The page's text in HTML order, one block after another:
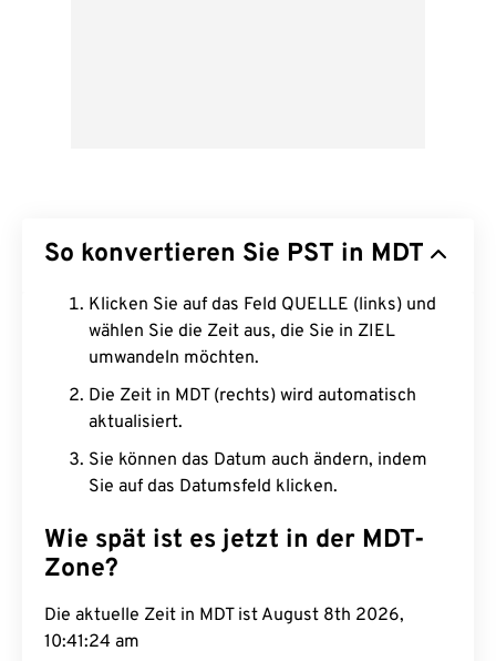
So konvertieren Sie PST in MDT
Klicken Sie auf das Feld QUELLE (links) und
wählen Sie die Zeit aus, die Sie in ZIEL
umwandeln möchten.
Die Zeit in MDT (rechts) wird automatisch
aktualisiert.
Sie können das Datum auch ändern, indem
Sie auf das Datumsfeld klicken.
Wie spät ist es jetzt in der MDT-
Zone?
Die aktuelle Zeit in MDT ist August 8th 2026,
10:41:25 am